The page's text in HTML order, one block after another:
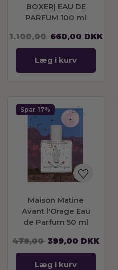
BOXER| EAU DE
PARFUM 100 ml
1.100,00 660,00 DKK
Læg i kurv
Spar 17%
Maison Matine
Avant l'Orage Eau
de Parfum 50 ml
479,00 399,00 DKK
Læg i kurv